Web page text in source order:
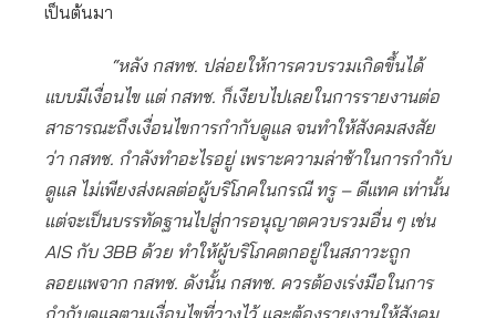
เป็นต้นมา
“หลัง กสทช. ปล่อยให้การควบรวมเกิดขึ้นได้
แบบมีเงื่อนไข แต่ กสทช. ก็เงียบไปเลยในการรายงานต่อ
สาธารณะถึงเงื่อนไขการกำกับดูแล จนทำให้สังคมสงสัย
ว่า กสทช. กำลังทำอะไรอยู่ เพราะความล่าช้าในการกำกับ
ดูแล ไม่เพียงส่งผลต่อผู้บริโภคในกรณี ทรู – ดีแทค เท่านั้น
แต่จะเป็นบรรทัดฐานไปสู่การอนุญาตควบรวมอื่น ๆ เช่น
AIS กับ 3BB ด้วย ทำให้ผู้บริโภคตกอยู่ในสภาวะถูก
ลอยแพจาก กสทช. ดังนั้น กสทช. ควรต้องเร่งมือในการ